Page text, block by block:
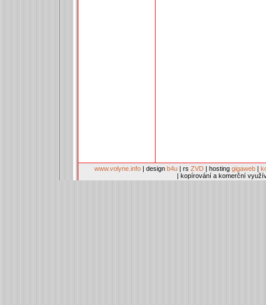
www.volyne.info | design b4u | rs ZVD | hosting gigaweb |
| kopírování a komerční